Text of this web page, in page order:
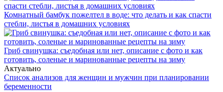
Комнатный бамбук пожелтел в воде: что делать и как спасти
стебли, листья в домашних условиях
Гриб свинушка: съедобная или нет, описание с фото и как
готовить, соленые и маринованные рецепты на зиму
Актуально
Список анализов для женщин и мужчин при планировании
беременности